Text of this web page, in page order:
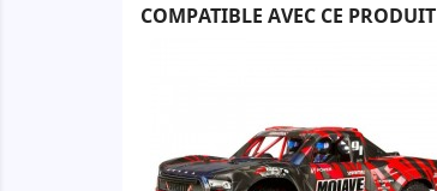
COMPATIBLE AVEC CE PRODUIT